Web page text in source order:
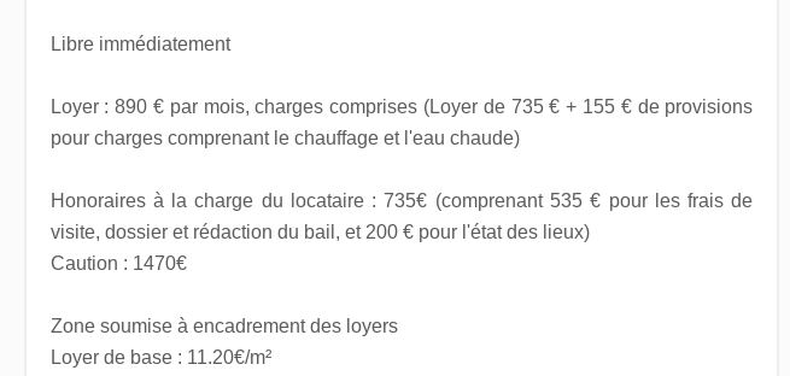
Libre immédiatement
Loyer : 890 € par mois, charges comprises (Loyer de 735 € + 155 € de provisions
pour charges comprenant le chauffage et l'eau chaude)
Honoraires à la charge du locataire : 735€ (comprenant 535 € pour les frais de
visite, dossier et rédaction du bail, et 200 € pour l'état des lieux)
Caution : 1470€
Zone soumise à encadrement des loyers
Loyer de base : 11.20€/m²